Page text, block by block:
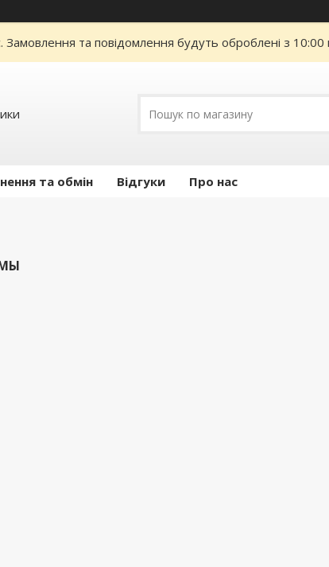
Замовлення та повідомлення будуть оброблені з
та обмін Відгуки Про нас